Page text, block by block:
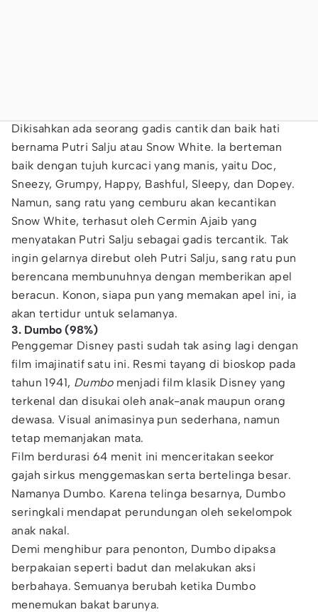
Dikisahkan ada seorang gadis cantik dan baik hati
bernama Putri Salju atau Snow White. Ia berteman
baik dengan tujuh kurcaci yang manis, yaitu Doc,
Sneezy, Grumpy, Happy, Bashful, Sleepy, dan Dopey.
Namun, sang ratu yang cemburu akan kecantikan
Snow White, terhasut oleh Cermin Ajaib yang
menyatakan Putri Salju sebagai gadis tercantik. Tak
ingin gelarnya direbut oleh Putri Salju, sang ratu pun
berencana membunuhnya dengan memberikan apel
beracun. Konon, siapa pun yang memakan apel ini, ia
akan tertidur untuk selamanya.
3. Dumbo (98%)
Penggemar Disney pasti sudah tak asing lagi dengan
film imajinatif satu ini. Resmi tayang di bioskop pada
tahun 1941, Dumbomenjadi film klasik Disney yang
terkenal dan disukai oleh anak-anak maupun orang
dewasa. Visual animasinya pun sederhana, namun
tetap memanjakan mata.
Film berdurasi 64 menit ini menceritakan seekor
gajah sirkus menggemaskan serta bertelinga besar.
Namanya Dumbo. Karena telinga besarnya, Dumbo
seringkali mendapat perundungan oleh sekelompok
anak nakal.
Demi menghibur para penonton, Dumbo dipaksa
berpakaian seperti badut dan melakukan aksi
berbahaya. Semuanya berubah ketika Dumbo
menemukan bakat barunya.